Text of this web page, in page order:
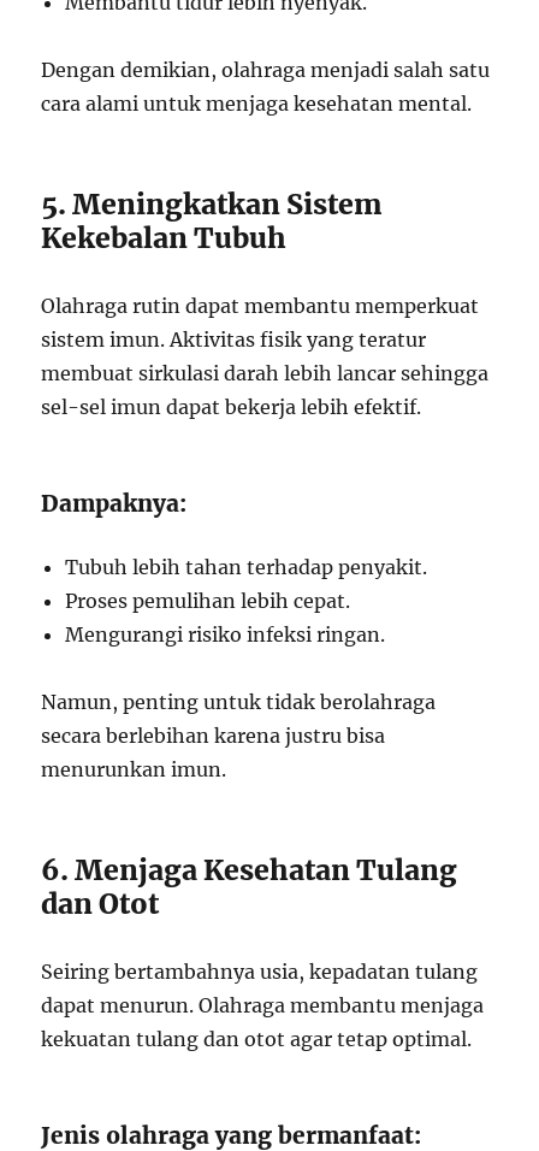
Dengan demikian, olahraga menjadi salah satu
cara alami untuk menjaga kesehatan mental.
5. Meningkatkan Sistem
Kekebalan Tubuh
Olahraga rutin dapat membantu memperkuat
sistem imun. Aktivitas fisik yang teratur
membuat sirkulasi darah lebih lancar sehingga
sel-sel imun dapat bekerja lebih efektif.
Dampaknya:
Tubuh lebih tahan terhadap penyakit.
Proses pemulihan lebih cepat.
Mengurangi risiko infeksi ringan.
Namun, penting untuk tidak berolahraga
secara berlebihan karena justru bisa
menurunkan imun.
6. Menjaga Kesehatan Tulang
dan Otot
Seiring bertambahnya usia, kepadatan tulang
dapat menurun. Olahraga membantu menjaga
kekuatan tulang dan otot agar tetap optimal.
Jenis olahraga yang bermanfaat: